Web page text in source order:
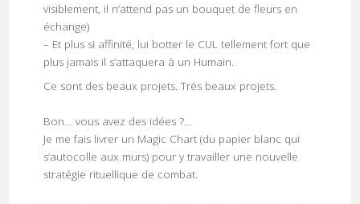
visiblement, il n’attend pas un bouquet de fleurs en
échange)
– Et plus si affinité, lui botter le CUL tellement fort que
plus jamais il s’attaquera à un Humain.
Ce sont des beaux projets. Très beaux projets.
Bon… vous avez des idées ?…
Je me fais livrer un Magic Chart (du papier blanc qui
s’autocolle aux murs) pour y travailler une nouvelle
stratégie rituellique de combat.